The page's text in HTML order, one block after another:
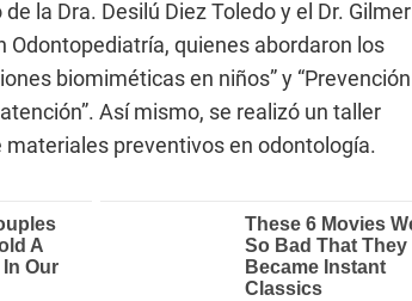
la Dra. Desilú Diez Toledo y el Dr. Gilmer
Odontopediatría, quienes abordaron los
biomiméticas en niños” y “Prevención
Así mismo, se realizó un taller
preventivos en odontología.